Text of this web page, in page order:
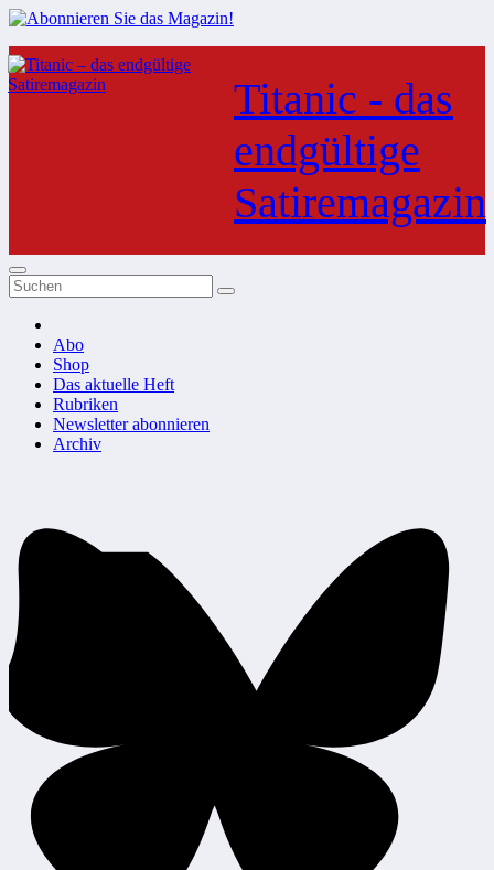
Zum
Inhalt
springen
Titanic - das
endgültige
Satiremagazin
Abo
Shop
Das aktuelle Heft
Rubriken
Newsletter abonnieren
Archiv